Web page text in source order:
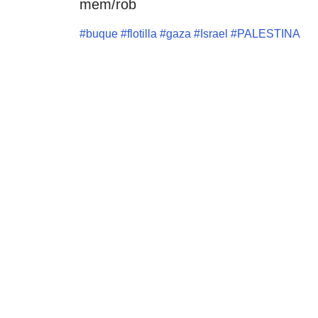
mem/rob
#buque #flotilla #gaza # Israel #PALESTINA